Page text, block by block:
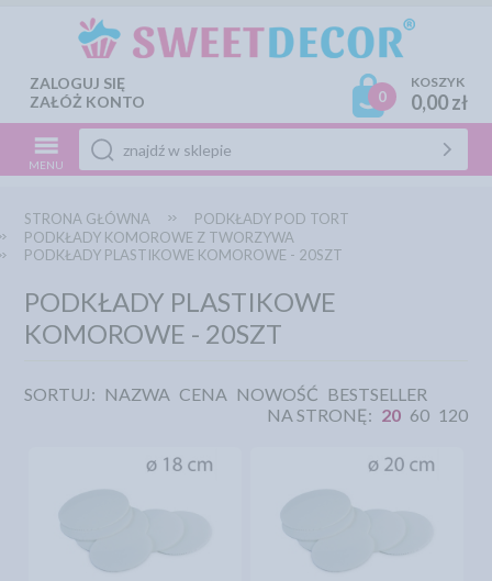
ZALOGUJ SIĘ
ZAŁÓŻ KONTO
0
KOSZYK
0,00 zł
MENU
STRONA GŁÓWNA
PODKŁADY POD TORT
PODKŁADY KOMOROWE Z TWORZYWA
PODKŁADY PLASTIKOWE KOMOROWE - 20SZT
PODKŁADY PLASTIKOWE
KOMOROWE - 20SZT
SORTUJ: NAZWA CENA NOWOŚĆ BESTSELLER
NA STRONĘ: 20 60 120